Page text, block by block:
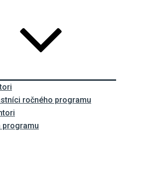
ročného programu
programu